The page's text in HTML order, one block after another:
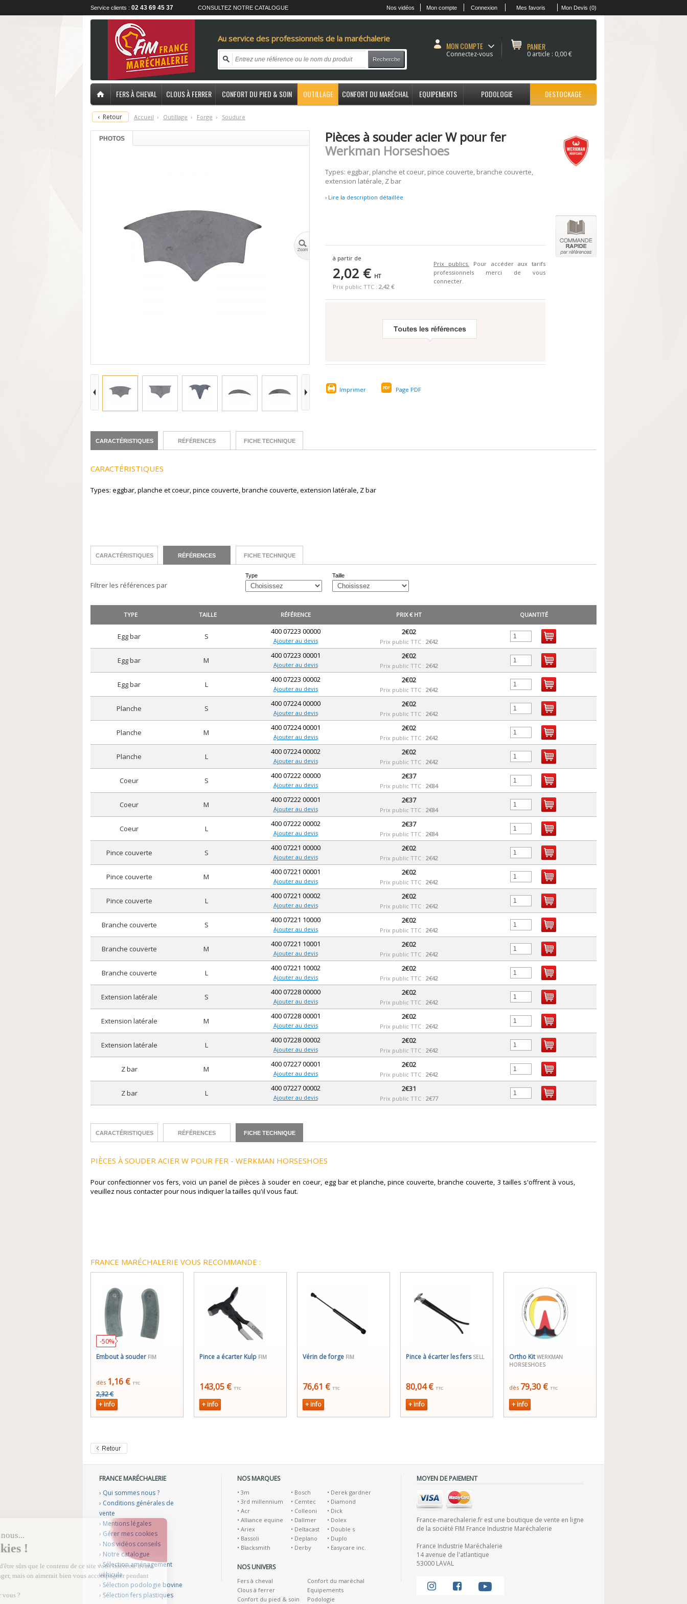
Service clients : 02 43 69 45 37 CONSULTEZ NOTRE CATALOGUE Nos vidéos Mon compte Connexion Mes favoris Mon Devis (0)
Au service des professionnels de la maréchalerie
Recherche
MON COMPTE
Connectez-vous
PANIER
0 article : 0,00 €
FERS À CHEVAL CLOUS À FERRER CONFORT DU PIED & SOIN OUTILLAGE CONFORT DU MARÉCHAL EQUIPEMENTS PODOLOGIE DESTOCKAGE
‹ Retour Accueil › Outillage › Forge › Soudure
PHOTOS
Pièces à souder acier W pour fer
Werkman Horseshoes
Types: eggbar, planche et coeur, pince couverte, branche couverte,
extension latérale, Z bar
› Lire la description détaillée
à partir de
2,02 € HT
Prix public TTC : 2,42 €
Prix publics. Pour accéder aux tarifs
professionnels merci de vous
connecter.
Imprimer Page PDF
CARACTÉRISTIQUES RÉFÉRENCES FICHE TECHNIQUE
CARACTÉRISTIQUES
Types: eggbar, planche et coeur, pince couverte, branche couverte, extension latérale, Z bar
CARACTÉRISTIQUES RÉFÉRENCES FICHE TECHNIQUE
Filtrer les références par
Type Taille
TYPE TAILLE RÉFÉRENCE PRIX € HT QUANTITÉ
egg bar s
400 07223 00000
Ajouter au devis
2€02
Prix public TTC : 2€42
egg bar m
400 07223 00001
Ajouter au devis
2€02
Prix public TTC : 2€42
egg bar l
400 07223 00002
Ajouter au devis
2€02
Prix public TTC : 2€42
planche s
400 07224 00000
Ajouter au devis
2€02
Prix public TTC : 2€42
planche m
400 07224 00001
Ajouter au devis
2€02
Prix public TTC : 2€42
planche l
400 07224 00002
Ajouter au devis
2€02
Prix public TTC : 2€42
coeur s
400 07222 00000
Ajouter au devis
2€37
Prix public TTC : 2€84
coeur m
400 07222 00001
Ajouter au devis
2€37
Prix public TTC : 2€84
coeur l
400 07222 00002
Ajouter au devis
2€37
Prix public TTC : 2€84
pince couverte s
400 07221 00000
Ajouter au devis
2€02
Prix public TTC : 2€42
pince couverte m
400 07221 00001
Ajouter au devis
2€02
Prix public TTC : 2€42
pince couverte l
400 07221 00002
Ajouter au devis
2€02
Prix public TTC : 2€42
branche couverte s
400 07221 10000
Ajouter au devis
2€02
Prix public TTC : 2€42
branche couverte m
400 07221 10001
Ajouter au devis
2€02
Prix public TTC : 2€42
branche couverte l
400 07221 10002
Ajouter au devis
2€02
Prix public TTC : 2€42
extension latérale s
400 07228 00000
Ajouter au devis
2€02
Prix public TTC : 2€42
extension latérale m
400 07228 00001
Ajouter au devis
2€02
Prix public TTC : 2€42
extension latérale l
400 07228 00002
Ajouter au devis
2€02
Prix public TTC : 2€42
z bar m
400 07227 00001
Ajouter au devis
2€02
Prix public TTC : 2€42
z bar l
400 07227 00002
Ajouter au devis
2€31
Prix public TTC : 2€77
CARACTÉRISTIQUES RÉFÉRENCES FICHE TECHNIQUE
PIÈCES À SOUDER ACIER W POUR FER - WERKMAN HORSESHOES
Pour confectionner vos fers, voici un panel de pièces à souder en coeur, egg bar et planche, pince couverte, branche couverte, 3 tailles s'offrent à vous,
veuillez nous contacter pour nous indiquer la tailles qu'il vous faut.
FRANCE MARÉCHALERIE VOUS RECOMMANDE :
-50%
Embout à souder FIM
dès 1,16 € TTC
2,32 €
+ info
Pince a écarter Kulp FIM
143,05 € TTC
+ info
Vérin de forge FIM
76,61 € TTC
+ info
Pince à écarter les fers SELL
80,04 € TTC
+ info
Ortho KitWERKMAN
HORSESHOES
dès 79,30 € TTC
+ info
FRANCE MARÉCHALERIE
› Qui sommes nous ?
› Conditions générales de
vente
› Mentions légales
› Gérer mes cookies
› Nos vidéos conseils
› Notre catalogue
›Sélection aménagement
véhicule
› Sélection podologie bovine
› Sélection fers plastiques
NOS MARQUES
• 3m
• 3rd millennium
• Acr
• Alliance equine
• Ariex
• Bassoli
• Blacksmith
• Bosch
• Cemtec
• Colleoni
• Dallmer
• Deltacast
• Deplano
• Derby
• Derek gardner
• Diamond
• Dick
• Dolex
• Double s
• Duplo
• Easycare inc.
NOS UNIVERS
Fers à cheval
Clous à ferrer
Confort du pied & soin
Confort du maréchal
Equipements
Podologie
MOYEN DE PAIEMENT
France-marechalerie.fr est une boutique de vente en ligne
de la société FIM France Industrie Maréchalerie
France Industrie Maréchalerie
14 avenue de l'atlantique
53000 LAVAL